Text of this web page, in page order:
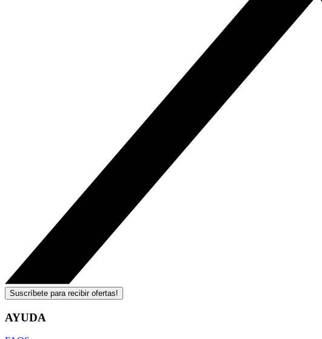
Suscríbete para recibir ofertas!
AYUDA